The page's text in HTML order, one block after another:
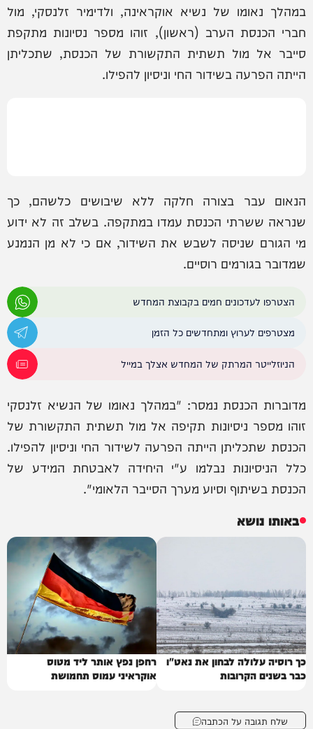
במהלך נאומו של נשיא אוקראינה, ולדימיר זלנסקי, מול
חברי הכנסת הערב (ראשון), זוהו מספר נסיונות מתקפת
סייבר אל מול תשתית התקשורת של הכנסת, שתכליתן
הייתה הפרעה בשידור החי וניסיון להפילו.
הנאום עבר בצורה חלקה ללא שיבושים כלשהם, כך
שנראה ששרתי הכנסת עמדו במתקפה. בשלב זה לא ידוע
מי הגורם שניסה לשבש את השידור, אם כי לא מן הנמנע
שמדובר בגורמים רוסיים.
הצטרפו לעדכונים חמים בקבוצת המחדש
מצטרפים לערוץ ומתחדשים כל הזמן
הניוזלייטר המרתק של המחדש אצלך במייל
מדוברות הכנסת נמסר: "במהלך נאומו של הנשיא זלנסקי
זוהו מספר ניסיונות תקיפה אל מול תשתית התקשורת של
הכנסת שתכליתן הייתה הפרעה לשידור החי וניסיון להפילו.
כלל הניסיונות נבלמו ע"י היחידה לאבטחת המידע של
הכנסת בשיתוף וסיוע מערך הסייבר הלאומי".
באותו נושא
כך רוסיה עלולה לבחון את נאט"ו
כבר בשנים הקרובות
רחפן נפץ אותר ליד מטוס
אוקראיני עמוס תחמושת
שלח תגובה על הכתבה